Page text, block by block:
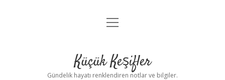
Anasayfa
Yasal Uyarı
menüyü
Küçük Keşifler
Gündelik hayatı renklendiren notlar ve bilgiler.